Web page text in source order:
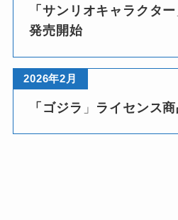
「サンリオキャラクター
発売開始
2026年2月
「ゴジラ 」 ライセンス